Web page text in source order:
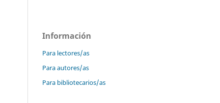
Información
Para lectores/as
Para autores/as
Para bibliotecarios/as